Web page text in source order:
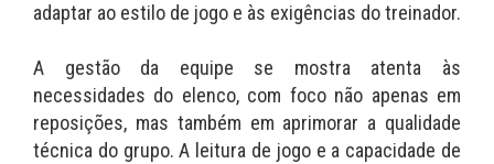
adaptar ao estilo de jogo e às exigências do treinador.
A gestão da equipe se mostra atenta às
necessidades do elenco, com foco não apenas em
reposições, mas também em aprimorar a qualidade
técnica do grupo. A leitura de jogo e a capacidade de